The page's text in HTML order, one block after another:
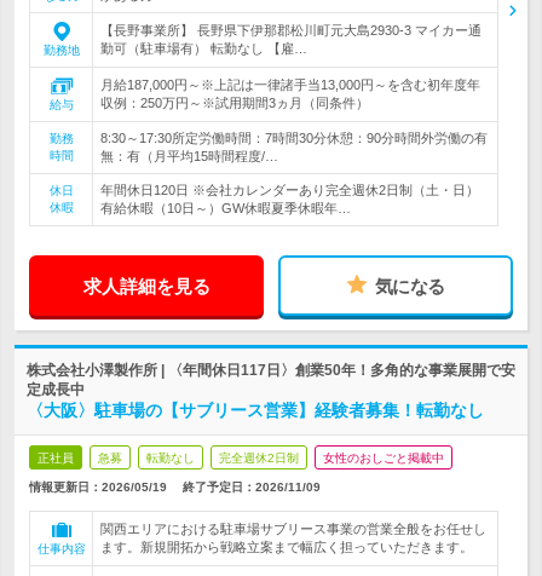
勤務地
【長野事業所】 長野県下伊那郡松川町元大島2930-3 マイカー通
勤可（駐車場有） 転勤なし 【雇…
給与
月給187,000円～※上記は一律諸手当13,000円～を含む初年度年
収例：250万円～※試用期間3ヵ月（同条件）
勤務
時間
8:30～17:30所定労働時間：7時間30分休憩：90分時間外労働の有
無：有（月平均15時間程度/…
休日
休暇
年間休日120日 ※会社カレンダーあり完全週休2日制（土・日）
有給休暇（10日～）GW休暇夏季休暇年…
求人詳細を見る 気になる
株式会社小澤製作所 | 〈年間休日117日〉創業50年！多角的な事業展開で安
定成長中
〈大阪〉駐車場の【サブリース営業】経験者募集！転勤なし
正社員 急募 転勤なし 完全週休2日制 女性のおしごと掲載中
情報更新日：2026/05/19 終了予定日： 2026/11/09
仕事内容
関西エリアにおける駐車場サブリース事業の営業全般をお任せし
ます。新規開拓から戦略立案まで幅広く担っていただきます。